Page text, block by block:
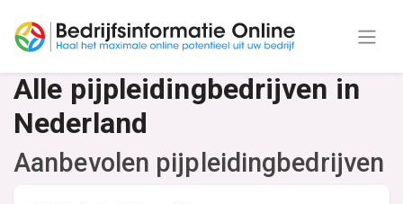
Alle pijpleidingbedrijven in
Nederland
Aanbevolen pijpleidingbedrijven